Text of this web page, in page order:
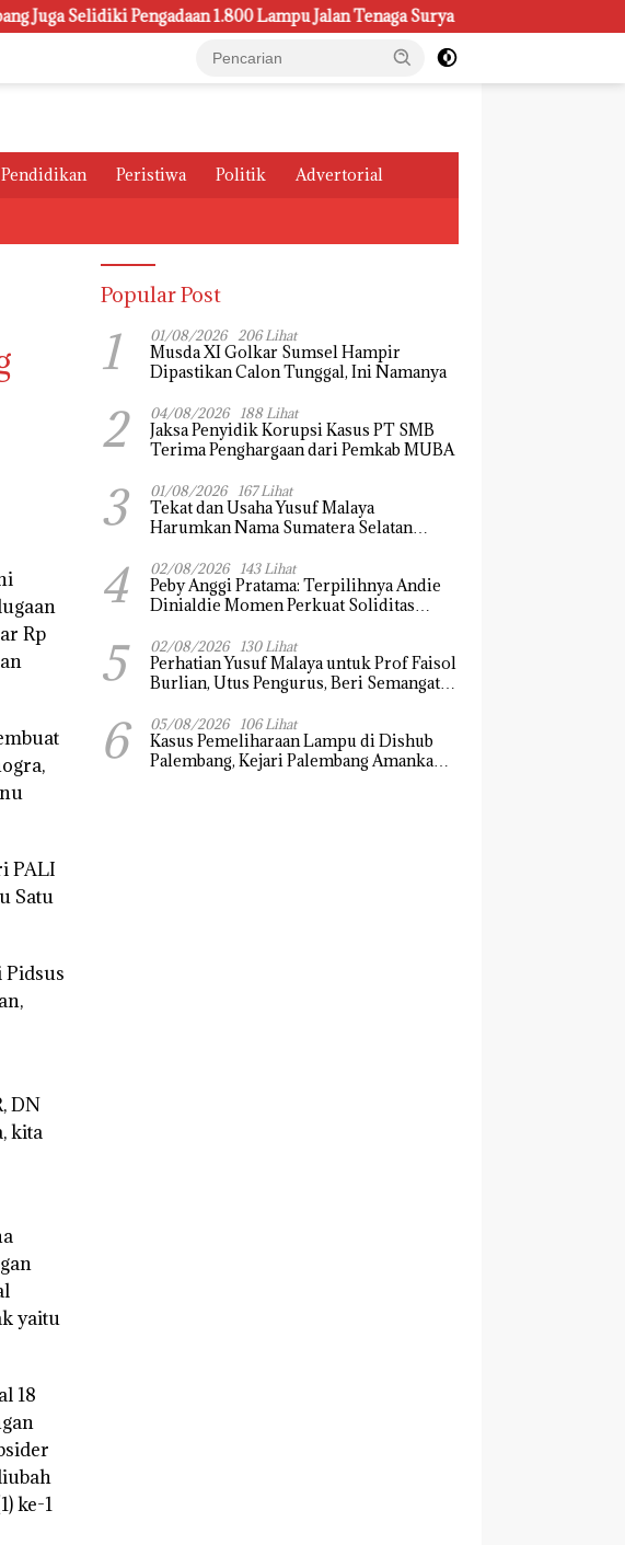
Pengadaan 1.800 Lampu Jalan Tenaga Surya Kasus Pemeliharaan
Pendidikan Peristiwa Politik Advertorial
Rp
PALI
Satu
DN
kita
yaitu
18
ke-1
Popular Post
1 01/08/2026 206 Lihat
Musda XI Golkar Sumsel Hampir
Dipastikan Calon Tunggal, Ini Namanya
2 04/08/2026 188 Lihat
Jaksa Penyidik Korupsi Kasus PT SMB
Terima Penghargaan dari Pemkab MUBA
3 01/08/2026 167 Lihat
Tekat dan Usaha Yusuf Malaya
Harumkan Nama Sumatera Selatan
4 02/08/2026 143 Lihat
Peby Anggi Pratama: Terpilihnya Andie
Dinialdie Momen Perkuat Soliditas
5 02/08/2026 130 Lihat
Perhatian Yusuf Malaya untuk Prof Faisol
Burlian, Utus Pengurus, Beri Semangat
6 05/08/2026 106 Lihat
Kasus Pemeliharaan Lampu di Dishub
Palembang, Kejari Palembang Amankan